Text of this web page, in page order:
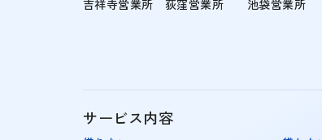
吉祥寺営業所
荻窪営業所
池袋営業所
サービス内容